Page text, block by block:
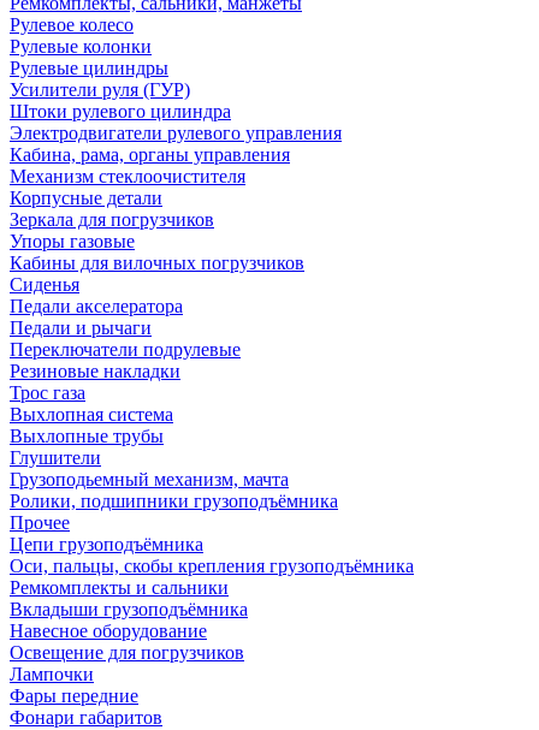
Рулевое колесо
Рулевые колонки
Рулевые цилиндры
Усилители руля (ГУР)
Штоки рулевого цилиндра
Электродвигатели рулевого управления
Кабина, рама, органы управления
Механизм стеклоочистителя
Корпусные детали
Зеркала для погрузчиков
Упоры газовые
Кабины для вилочных погрузчиков
Сиденья
Педали акселератора
Педали и рычаги
Переключатели подрулевые
Резиновые накладки
Трос газа
Выхлопная система
Выхлопные трубы
Глушители
Грузоподьемный механизм, мачта
Ролики, подшипники грузоподъёмника
Прочее
Цепи грузоподъёмника
Оси, пальцы, скобы крепления грузоподъёмника
Ремкомплекты и сальники
Вкладыши грузоподъёмника
Навесное оборудование
Освещение для погрузчиков
Лампочки
Фары передние
Фонари габаритов